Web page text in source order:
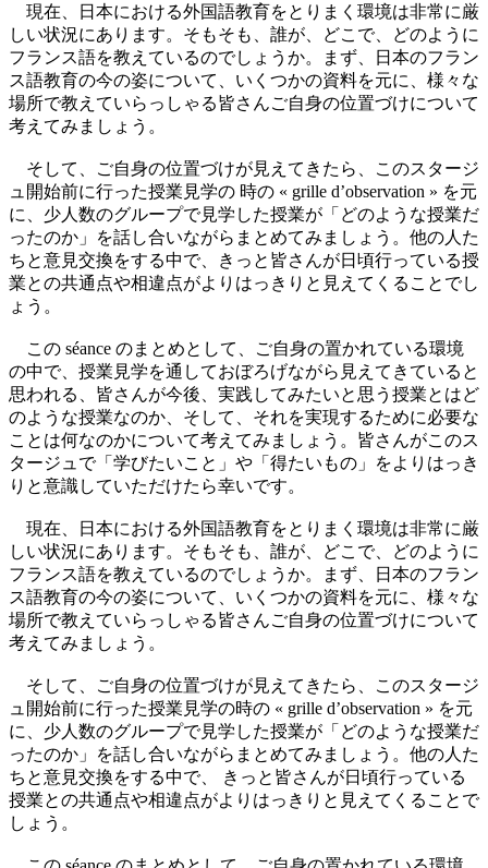
現在、日本における外国語教育をとりまく環境は非常に厳
しい状況にあります。そもそも、誰が、どこで、どのように
フランス語を教えているのでしょうか。まず、日本のフラン
ス語教育の今の姿について、いくつかの資料を元に、様々な
場所で教えていらっしゃる皆さんご自身の位置づけについて
考えてみましょう。
そして、ご自身の位置づけが見えてきたら、このスタージ
ュ開始前に行った授業見学の 時の « grille d’observation » を元
に、少人数のグループで見学した授業が「どのような授業だ
ったのか」を話し合いながらまとめてみましょう。他の人た
ちと意見交換をする中で、きっと皆さんが日頃行っている授
業との共通点や相違点がよりはっきりと見えてくることでし
ょう。
この séance のまとめとして、ご自身の置かれている環境
の中で、授業見学を通しておぼろげながら見えてきていると
思われる、皆さんが今後、実践してみたいと思う授業とはど
のような授業なのか、そして、それを実現するために必要な
ことは何なのかについて考えてみましょう。皆さんがこのス
タージュで「学びたいこと」や「得たいもの」をよりはっき
りと意識していただけたら幸いです。
現在、日本における外国語教育をとりまく環境は非常に厳
しい状況にあります。そもそも、誰が、どこで、どのように
フランス語を教えているのでしょうか。まず、日本のフラン
ス語教育の今の姿について、いくつかの資料を元に、様々な
場所で教えていらっしゃる皆さんご自身の位置づけについて
考えてみましょう。
そして、ご自身の位置づけが見えてきたら、このスタージ
ュ開始前に行った授業見学の時の « grille d’observation » を元
に、少人数のグループで見学した授業が「どのような授業だ
ったのか」を話し合いながらまとめてみましょう。他の人た
ちと意見交換をする中で、 きっと皆さんが日頃行っている
授業との共通点や相違点がよりはっきりと見えてくることで
しょう。